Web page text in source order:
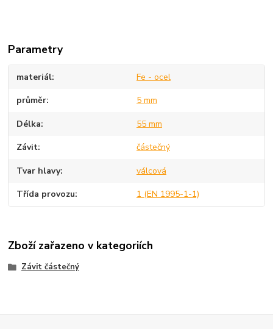
Parametry
materiál Fe - ocel
průměr 5 mm
Délka 55 mm
Závit částečný
Tvar hlavy válcová
Třída provozu 1 (EN 1995-1-1)
Zboží zařazeno v kategoriích
Závit částečný